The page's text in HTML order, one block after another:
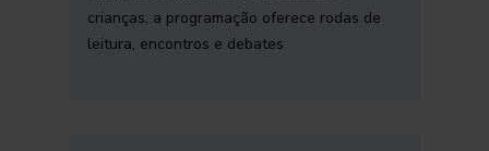
crianças, a programação oferece rodas de
leitura, encontros e debates